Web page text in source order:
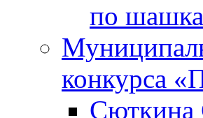
по
конкурса
Сюткина